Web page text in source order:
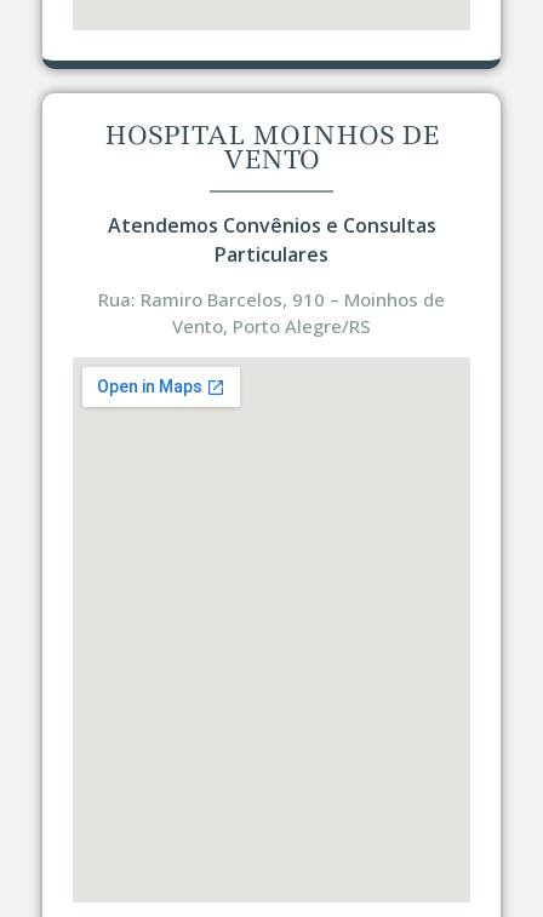
HOSPITAL MOINHOS DE
VENTO
Atendemos Convênios e Consultas
Particulares
Rua: Ramiro Barcelos, 910 – Moinhos de
Vento, Porto Alegre/RS